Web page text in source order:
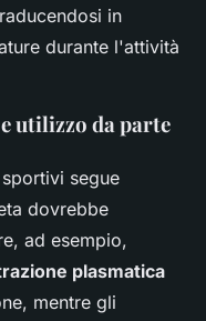
in
durante l'attività
utilizzo da parte
segue
dovrebbe
ad esempio,
plasmatica
mentre gli